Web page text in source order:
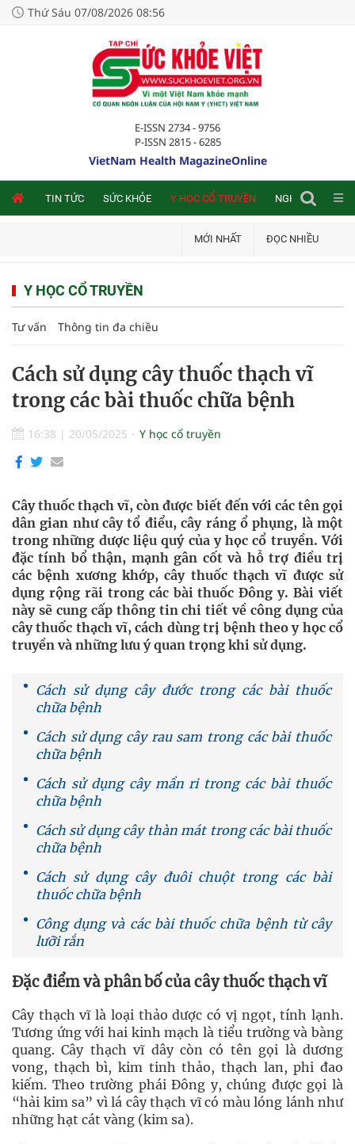
Thứ Sáu 07/08/2026 08:56
E-ISSN 2734 - 9756
P-ISSN 2815 - 6285
VietNam Health MagazineOnline
TIN TỨC SỨC KHỎE Y HỌC CỔ TRUYỀN NGHIÊN CỨU
MỚI NHẤT ĐỌC NHIỀU
Y HỌC CỔ TRUYỀN
Tư vấn Thông tin đa chiều
Cách sử dụng cây thuốc thạch vĩ
trong các bài thuốc chữa bệnh
16:38 | 20/05/2025 Y học cổ truyền
Cây thuốc thạch vĩ, còn được biết đến với các tên gọi
dân gian như cây tổ điểu, cây ráng ổ phụng, là một
trong những dược liệu quý của y học cổ truyền. Với
đặc tính bổ thận, mạnh gân cốt và hỗ trợ điều trị
các bệnh xương khớp, cây thuốc thạch vĩ được sử
dụng rộng rãi trong các bài thuốc Đông y. Bài viết
này sẽ cung cấp thông tin chi tiết về công dụng của
cây thuốc thạch vĩ, cách dùng trị bệnh theo y học cổ
truyền và những lưu ý quan trọng khi sử dụng.
Cách sử dụng cây đước trong các bài thuốc
chữa bệnh
Cách sử dụng cây rau sam trong các bài thuốc
chữa bệnh
Cách sử dụng cây mần ri trong các bài thuốc
chữa bệnh
Cách sử dụng cây thàn mát trong các bài thuốc
chữa bệnh
Cách sử dụng cây đuôi chuột trong các bài
thuốc chữa bệnh
Công dụng và các bài thuốc chữa bệnh từ cây
lưỡi rắn
Đặc điểm và phân bố của cây thuốc thạch vĩ
Cây thạch vĩ là loại thảo dược có vị ngọt, tính lạnh.
Tương ứng với hai kinh mạch là tiểu trường và bàng
quang. Cây thạch vĩ dây còn có tên gọi là dương
vong, thạch bì, kim tinh thảo, thạch lan, phi đao
kiếm. Theo trường phái Đông y, chúng được gọi là
“hải kim sa” vì lá cây thạch vĩ có màu lóng lánh như
những hạt cát vàng (kim sa).